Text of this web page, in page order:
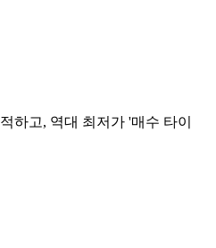
하고, 역대 최저가 '매수 타이